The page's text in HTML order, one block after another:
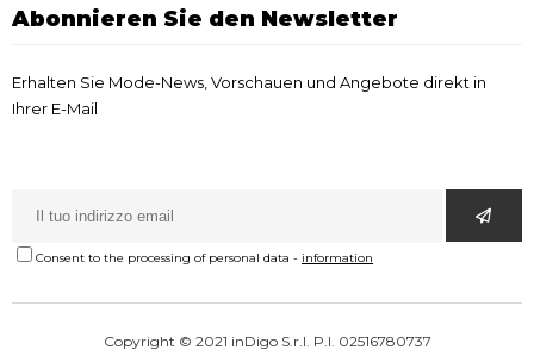
Abonnieren Sie den Newsletter
Erhalten Sie Mode-News, Vorschauen und Angebote direkt in
Ihrer E-Mail
Consent to the processing of personal data - information
Copyright © 2021 inDigo S.r.l. P.I. 02516780737